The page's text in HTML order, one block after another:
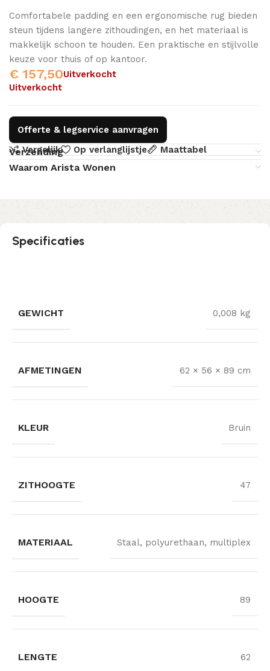
Comfortabele padding en een ergonomische rug bieden
steun tijdens langere zithoudingen, en het materiaal is
makkelijk schoon te houden. Een praktische en stijlvolle
keuze voor thuis of op kantoor.
€ 157,50Uitverkocht
Uitverkocht
Offerte & legservice aanvragen
Vergelijk
Op verlanglijstje Maattabel
Verzending
Waarom Arista Wonen
Specificaties
GEWICHT 0,008 kg
AFMETINGEN 62 × 56 × 89 cm
KLEUR Bruin
ZITHOOGTE 47
MATERIAAL Staal, polyurethaan, multiplex
HOOGTE 89
LENGTE 62